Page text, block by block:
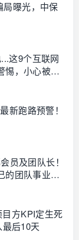
局曝光，中保
这9个互联网
惕，小心被
新跑路预警！
员及团队长！
的团队事业，
方KPI定生死
最后10天